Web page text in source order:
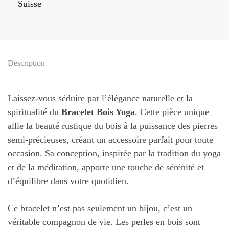
Suisse
Description
Laissez-vous séduire par l’élégance naturelle et la
spiritualité du Bracelet Bois Yoga. Cette pièce unique
allie la beauté rustique du bois à la puissance des pierres
semi-précieuses, créant un accessoire parfait pour toute
occasion. Sa conception, inspirée par la tradition du yoga
et de la méditation, apporte une touche de sérénité et
d’équilibre dans votre quotidien.
Ce bracelet n’est pas seulement un bijou, c’est un
véritable compagnon de vie. Les perles en bois sont